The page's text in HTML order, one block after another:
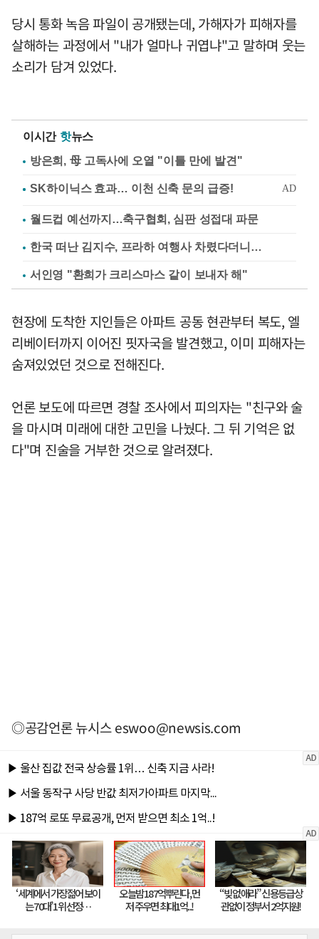
당시 통화 녹음 파일이 공개됐는데, 가해자가 피해자를
살해하는 과정에서 "내가 얼마나 귀엽냐"고 말하며 웃는
소리가 담겨 있었다.
이시간 핫뉴스
방은희, 母 고독사에 오열 "이틀 만에 발견"
월드컵 예선까지…축구협회, 심판 성접대 파문
한국 떠난 김지수, 프라하 여행사 차렸다더니…
서인영 "환희가 크리스마스 같이 보내자 해"
현장에 도착한 지인들은 아파트 공동 현관부터 복도, 엘
리베이터까지 이어진 핏자국을 발견했고, 이미 피해자는
숨져있었던 것으로 전해진다.
언론 보도에 따르면 경찰 조사에서 피의자는 "친구와 술
을 마시며 미래에 대한 고민을 나눴다. 그 뒤 기억은 없
다"며 진술을 거부한 것으로 알려졌다.
◎공감언론 뉴시스eswoo@newsis.com